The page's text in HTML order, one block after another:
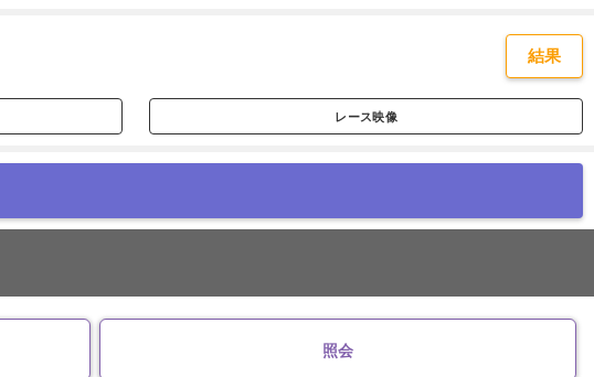
結果
レース映像
照会